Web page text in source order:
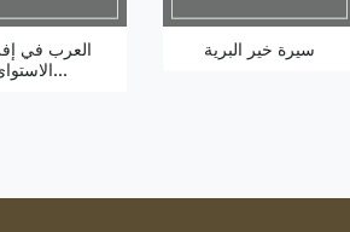
العرب في
الاستوائ...
سيرة خير البرية